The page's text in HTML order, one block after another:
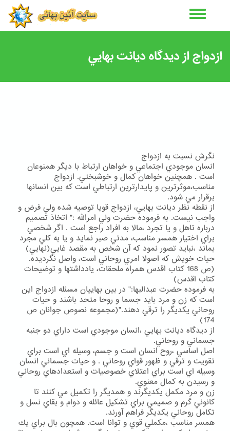
ازدواج از ديدگاه ديانت بهايي
نگرش نسبت به ازدواج
انسان موجودي اجتماعي و خواهان ارتباط با ديگر همنوعان
است . همچنين خواهان كمال و خوشبختي. ازدواج
مناسب،موثرترين و پايدارترين ارتباطي است كه بين انسانها
برقرار مي شود.
از نقطه نظر ديانت بهايي، ازدواج قويا توصيه شده ولي فرض و
واجب نيست. به فرموده حضرت ولي امرالله :" اتخاذ تصميم
درباره تاهل و يا تجرد ،مالا به افراد راجع است . اگر شخصي
براي اختيار همسر مناسب، مدتي صبر نمايد و يا به كلي مجرد
بماند ،نبايد تصور نمود كه آن شخص به مقصد غايي(نهايي)
حيات خويش كه اصولا امري روحاني است، واصل نگرديده.
(ص 168 كتاب اقدس همراه ملحقات، يادداشتها و توضيحات
كتاب اقدس)
به فرموده حضرت عبدالبها:" در بين بهاييان مسئله ازدواج اين
است كه زن و مرد بايد جسما و روحا متحد باشند و حيات
روحاني يكديگر را ترقي دهند."(مجموعه نصوص جوانان ص
174)
از ديدگاه ديانت بهايي ،انسان موجودي است داراي دو جنبه
جسماني و روحاني.
اصل اساسي ،روح انسان است و جسم، وسيله اي است براي
تقويت و ترقي و ظهور قواي روحاني . و حيات جسماني انسان
وسيله اي است براي اعتلاي خصوصيات و استعدادهاي روحاني
و رسيدن به كمال معنوي.
زن و مرد مكمل يكديگرند و همديگر را تكميل مي كنند تا
كانوني گرم و صميمي براي تشكيل عائله و دوام و بقاي نسل و
تكامل روحاني يكديگر فراهم آورند.
همسر مناسب ،مكملي قوي و توانا است. همچون بال براي يك